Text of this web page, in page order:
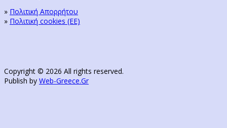
» Πολιτική Απορρήτου
» Πολιτική cookies (ΕΕ)
Copyright © 2026 All rights reserved.
Publish by Web-Greece.Gr